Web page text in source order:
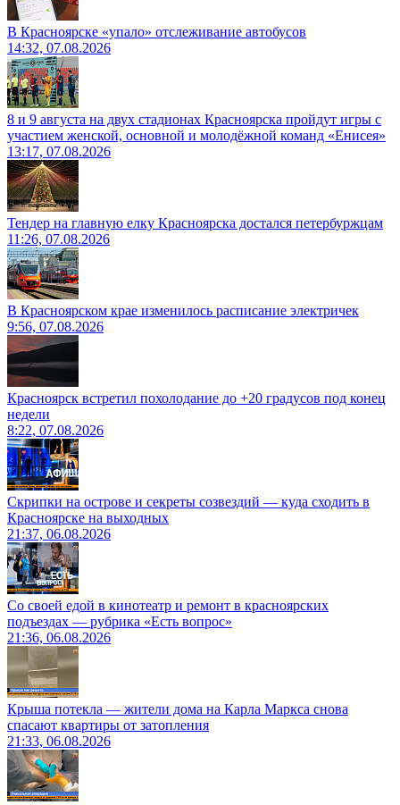
В Красноярске «упало» отслеживание автобусов
14:32, 07.08.2026
8 и 9 августа на двух стадионах Красноярска пройдут игры с
участием женской, основной и молодёжной команд «Енисея»
13:17, 07.08.2026
Тендер на главную елку Красноярска достался петербуржцам
11:26, 07.08.2026
В Красноярском крае изменилось расписание электричек
9:56, 07.08.2026
Красноярск встретил похолодание до +20 градусов под конец
недели
8:22, 07.08.2026
Скрипки на острове и секреты созвездий — куда сходить в
Красноярске на выходных
21:37, 06.08.2026
Со своей едой в кинотеатр и ремонт в красноярских
подъездах — рубрика «Есть вопрос»
21:36, 06.08.2026
Крыша потекла — жители дома на Карла Маркса снова
спасают квартиры от затопления
21:33, 06.08.2026